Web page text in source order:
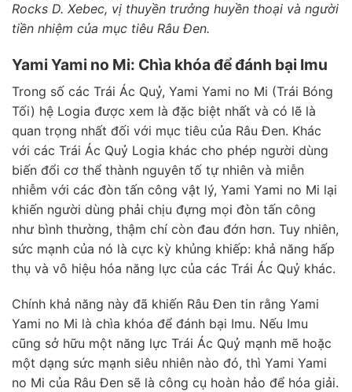
Rocks D. Xebec, vị thuyền trưởng huyền thoại và người
tiền nhiệm của mục tiêu Râu Đen.
Yami Yami no Mi: Chìa khóa để đánh bại Imu
Trong số các Trái Ác Quỷ, Yami Yami no Mi (Trái Bóng
Tối) hệ Logia được xem là đặc biệt nhất và có lẽ là
quan trọng nhất đối với mục tiêu của Râu Đen. Khác
với các Trái Ác Quỷ Logia khác cho phép người dùng
biến đổi cơ thể thành nguyên tố tự nhiên và miễn
nhiễm với các đòn tấn công vật lý, Yami Yami no Mi lại
khiến người dùng phải chịu đựng mọi đòn tấn công
như bình thường, thậm chí còn đau đớn hơn. Tuy nhiên,
sức mạnh của nó là cực kỳ khủng khiếp: khả năng hấp
thụ và vô hiệu hóa năng lực của các Trái Ác Quỷ khác.
Chính khả năng này đã khiến Râu Đen tin rằng Yami
Yami no Mi là chìa khóa để đánh bại Imu. Nếu Imu
cũng sở hữu một năng lực Trái Ác Quỷ mạnh mẽ hoặc
một dạng sức mạnh siêu nhiên nào đó, thì Yami Yami
no Mi của Râu Đen sẽ là công cụ hoàn hảo để hóa giải.